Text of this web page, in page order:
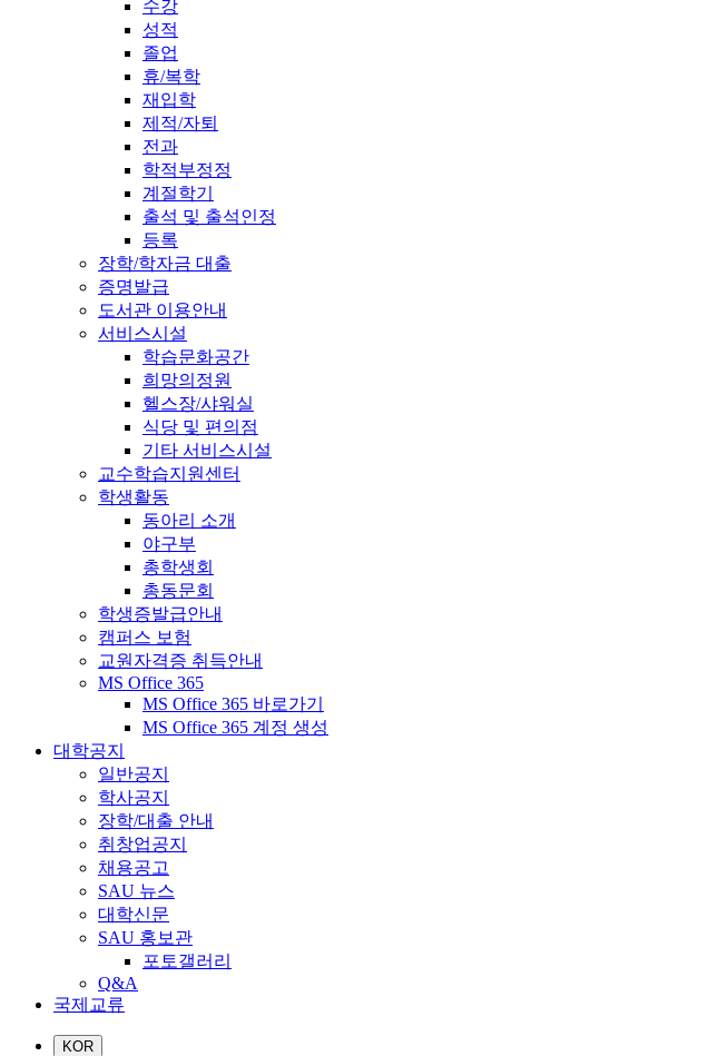
수강
성적
졸업
휴/복학
재입학
제적/자퇴
전과
학적부정정
계절학기
출석 및 출석인정
등록
장학/학자금 대출
증명발급
도서관 이용안내
서비스시설
학습문화공간
희망의정원
헬스장/샤워실
식당 및 편의점
기타 서비스시설
교수학습지원센터
학생활동
동아리 소개
야구부
총학생회
총동문회
학생증발급안내
캠퍼스 보험
교원자격증 취득안내
MS Office 365
MS Office 365 바로가기
MS Office 365 계정 생성
대학공지
일반공지
학사공지
장학/대출 안내
취창업공지
채용공고
SAU 뉴스
대학신문
SAU 홍보관
포토갤러리
Q&A
국제교류
KOR